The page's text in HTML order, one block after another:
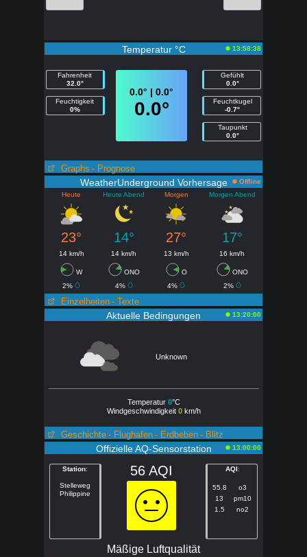
Temperatur °C 13:58:38
Fahrenheit
32.0°
Feuchtigkeit
0%
0.0° | 0.0°
0.0°
Gefühlt
0.0°
Feuchtkugel
-0.7°
Taupunkt
0.0°
Graphs - Prognose
WeatherUnderground Vorhersage
Offline
Heute
Heute Abend Morgen Morgen Abend
23° 14° 27° 17°
14 km/h 14 km/h 13 km/h 16 km/h
W ONO O
ONO
2%
4% 4% 2%
Einzelheiten - Texte
Aktuelle Bedingungen 13:20:00
Unknown
Temperatur 0°C
Windgeschwindigkeit 0km/h
Geschichte - Flughafen - Erdbeben - Blitz
Offizielle AQ-Sensorstation 13:00:00
Station:
Stelleweg
Philippine
56 AQI AQI:
55.8
o3
13
pm10
1.5
no2
Mäßige Luftqualität